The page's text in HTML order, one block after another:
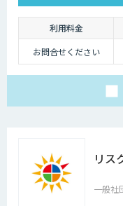
利用料金
お問合せください
リス
一般社